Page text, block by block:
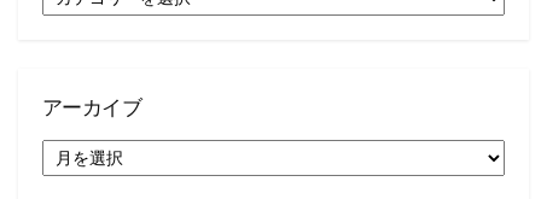
テ
アーカイブ
ー